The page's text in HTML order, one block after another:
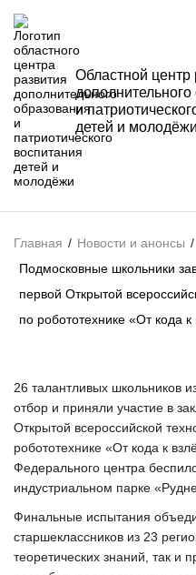
Областной центр
и
детей и молодёжи
Главная / Новости и анонсы /
Подмосковные школьники
первой Открытой
по робототехнике «От кода к
26 талантливых школьников
отбор и приняли участие в
Открытой всероссийской
робототехнике «От кода к
Федерального центра
индустриальном парке
Финальные испытания
старшеклассников из 23
теоретических знаний, так и